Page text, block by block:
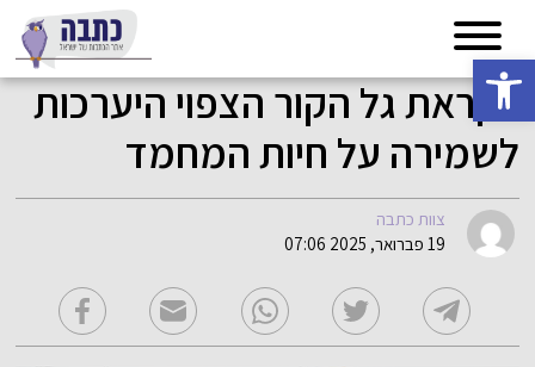
פתח סרגל נגישות
לקראת גל הקור הצפוי היערכות
לשמירה על חיות המחמד
צוות כתבה
19 פברואר, 2025 07:06